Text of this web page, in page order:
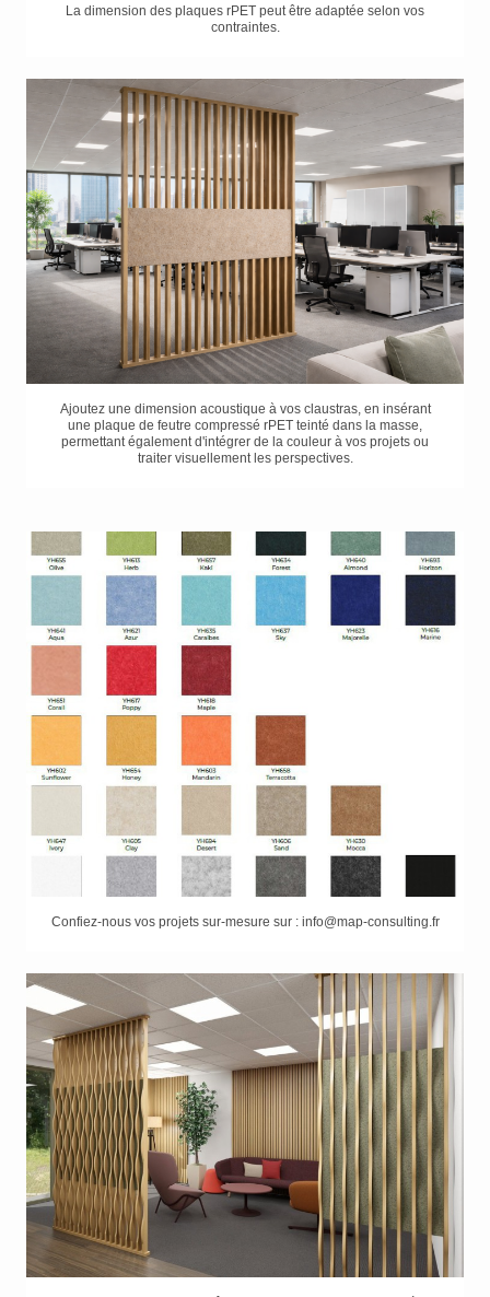
La dimension des plaques rPET peut être adaptée selon vos
contraintes.
Ajoutez une dimension acoustique à vos claustras, en insérant
une plaque de feutre compressé rPET teinté dans la masse,
permettant également d'intégrer de la couleur à vos projets ou
traiter visuellement les perspectives.
Confiez-nous vos projets sur-mesure sur : info@map-consulting.fr